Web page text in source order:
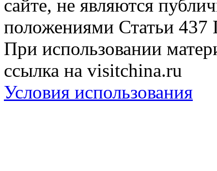
сайте, не являются
положениями Статьи 437
При использовании
ссылка на visitchina.ru
Условия использования